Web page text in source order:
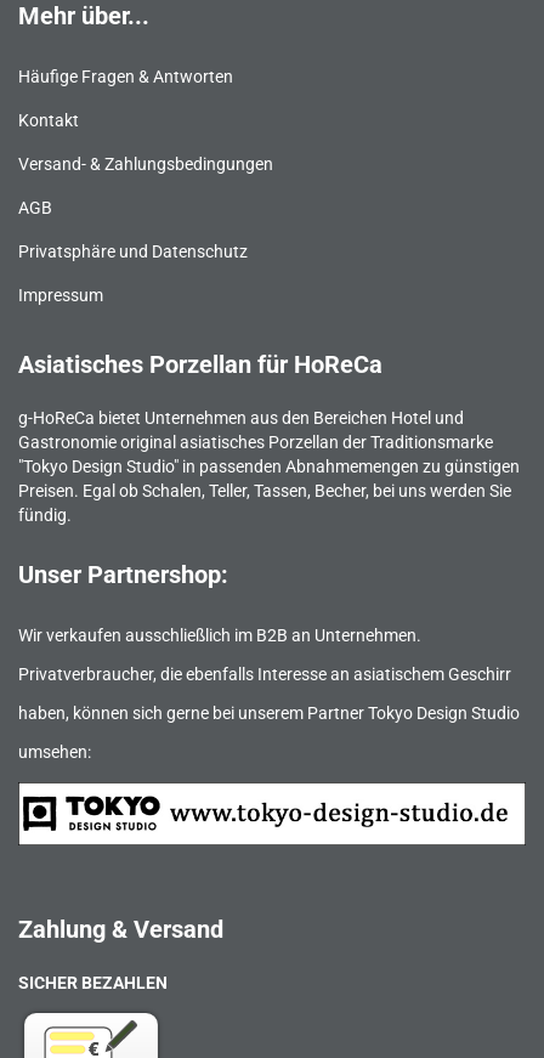
Mehr über...
Häufige Fragen & Antworten
Kontakt
Versand- & Zahlungsbedingungen
AGB
Privatsphäre und Datenschutz
Impressum
Asiatisches Porzellan für HoReCa
g-HoReCa bietet Unternehmen aus den Bereichen Hotel und
Gastronomie original asiatisches Porzellan der Traditionsmarke
"Tokyo Design Studio" in passenden Abnahmemengen zu günstigen
Preisen. Egal ob Schalen, Teller, Tassen, Becher, bei uns werden Sie
fündig.
Unser Partnershop:
Wir verkaufen ausschließlich im B2B an Unternehmen.
Privatverbraucher, die ebenfalls Interesse an asiatischem Geschirr
haben, können sich gerne bei unserem Partner Tokyo Design Studio
umsehen:
Zahlung & Versand
SICHER BEZAHLEN